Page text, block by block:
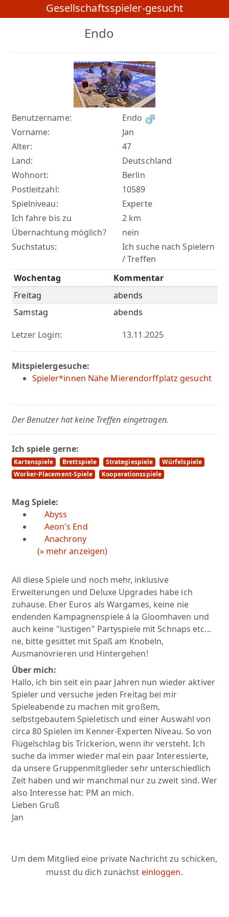
Gesellschaftsspieler-gesucht
Endo
Benutzername:
Endo
Vorname:
Jan
Alter:
47
Land:
Deutschland
Wohnort:
Berlin
Postleitzahl:
10589
Spielniveau:
Experte
Ich fahre bis zu
2 km
Übernachtung möglich?
nein
Suchstatus:
Ich suche nach Spielern
/ Treffen
Wochentag
Kommentar
Freitag
abends
Samstag
abends
Letzer Login:
13.11.2025
Mitspielergesuche:
Spieler*innen Nähe Mierendorffplatz gesucht
Der Benutzer hat keine Treffen eingetragen.
Ich spiele gerne:
Kartenspiele Brettspiele Strategiespiele
Würfelspiele
Worker-Placement-Spiele
Kooperationsspiele
Mag Spiele:
Abyss
Aeon's End
Anachrony
(» mehr anzeigen)
All diese Spiele und noch mehr, inklusive
Erweiterungen und Deluxe Upgrades habe ich
zuhause. Eher Euros als Wargames, keine nie
endenden Kampagnenspiele á la Gloomhaven und
auch keine "lustigen" Partyspiele mit Schnaps etc...
ne, bitte gesittet mit Spaß am Knobeln,
Ausmanövrieren und Hintergehen!
Über mich:
Hallo, ich bin seit ein paar Jahren nun wieder aktiver
Spieler und versuche jeden Freitag bei mir
Spieleabende zu machen mit großem,
selbstgebautem Spieletisch und einer Auswahl von
circa 80 Spielen im Kenner-Experten Niveau. So von
Flügelschlag bis Trickerion, wenn ihr versteht. Ich
suche da immer wieder mal ein paar Interessierte,
da unsere Gruppenmitglieder sehr unterschiedlich
Zeit haben und wir manchmal nur zu zweit sind. Wer
also Interesse hat: PM an mich.
Lieben Gruß
Jan
Um dem Mitglied eine private Nachricht zu schicken,
musst du dich zunächst einloggen.